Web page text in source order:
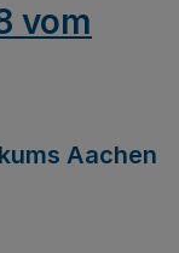
vom
Aachen